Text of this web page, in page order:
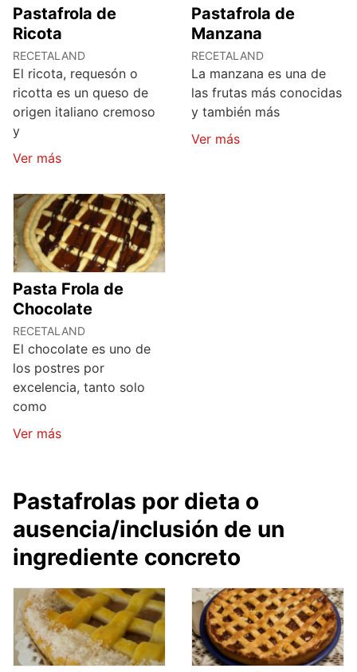
Pastafrola de
Ricota
RECETALAND
El ricota, requesón o
ricotta es un queso de
origen italiano cremoso
y
Ver más
Pastafrola de
Manzana
RECETALAND
La manzana es una de
las frutas más conocidas
y también más
Ver más
Pasta Frola de
Chocolate
RECETALAND
El chocolate es uno de
los postres por
excelencia, tanto solo
como
Ver más
Pastafrolas por dieta o
ausencia/inclusión de un
ingrediente concreto